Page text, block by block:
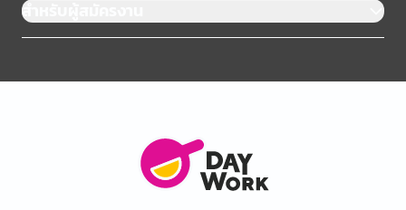
สำหรับผู้สมัครงาน